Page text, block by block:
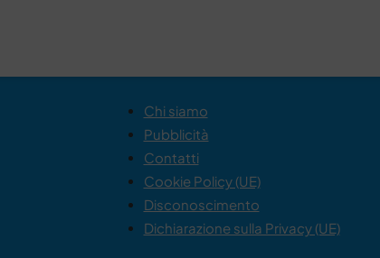
Chi siamo
Pubblicità
Contatti
Cookie Policy (UE)
Disconoscimento
Dichiarazione sulla Privacy (UE)